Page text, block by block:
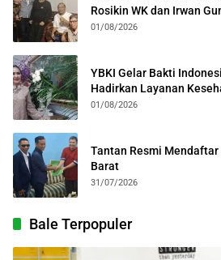
Rosikin WK dan Irwan
Kolosal
01/08/2026
YBKI Gelar Bakti
Hadirkan Layanan
Kebangsaan
01/08/2026
Tantan Resmi Mendaftar
Barat
31/07/2026
Bale Terpopuler